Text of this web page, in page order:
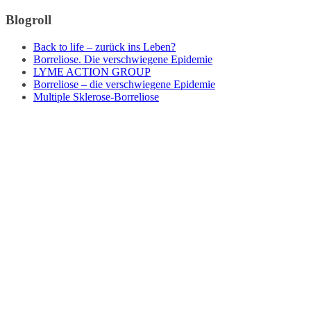
Blogroll
Back to life – zurück ins Leben?
Borreliose. Die verschwiegene Epidemie
LYME ACTION GROUP
Borreliose – die verschwiegene Epidemie
Multiple Sklerose-Borreliose